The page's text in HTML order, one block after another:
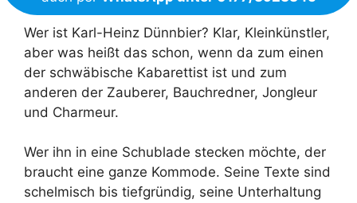
Wer ist Karl-Heinz Dünnbier? Klar, Kleinkünstler,
aber was heißt das schon, wenn da zum einen
der schwäbische Kabarettist ist und zum
anderen der Zauberer, Bauchredner, Jongleur
und Charmeur.
Wer ihn in eine Schublade stecken möchte, der
braucht eine ganze Kommode. Seine Texte sind
schelmisch bis tiefgründig, seine Unterhaltung